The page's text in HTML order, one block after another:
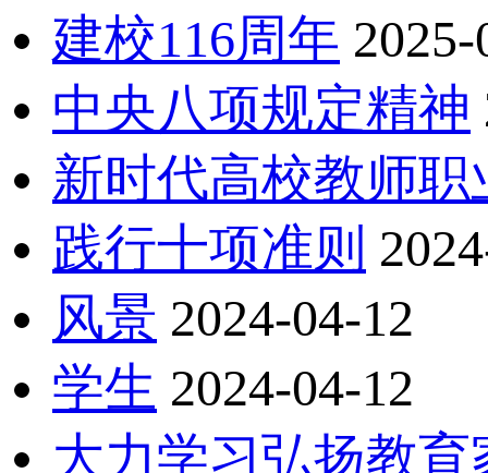
建校116周年
中央八项规定精神
新时代高校教师
践行十项准则
风景 2024-04-12
学生 2024-04-12
大力学习弘扬教育